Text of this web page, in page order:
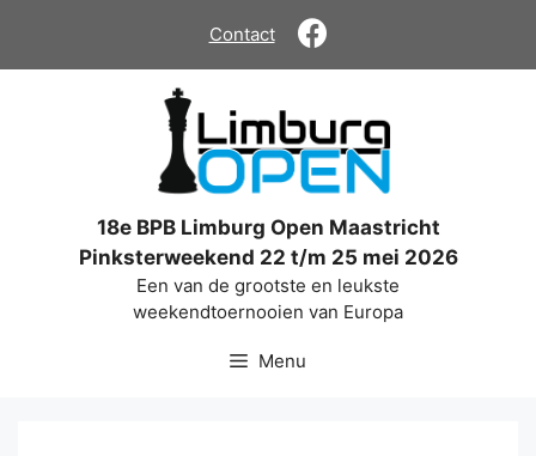
de
Contact
18e BPB Limburg Open Maastricht
Pinksterweekend 22 t/m 25 mei 2026
Een van de grootste en leukste
weekendtoernooien van Europa
Menu